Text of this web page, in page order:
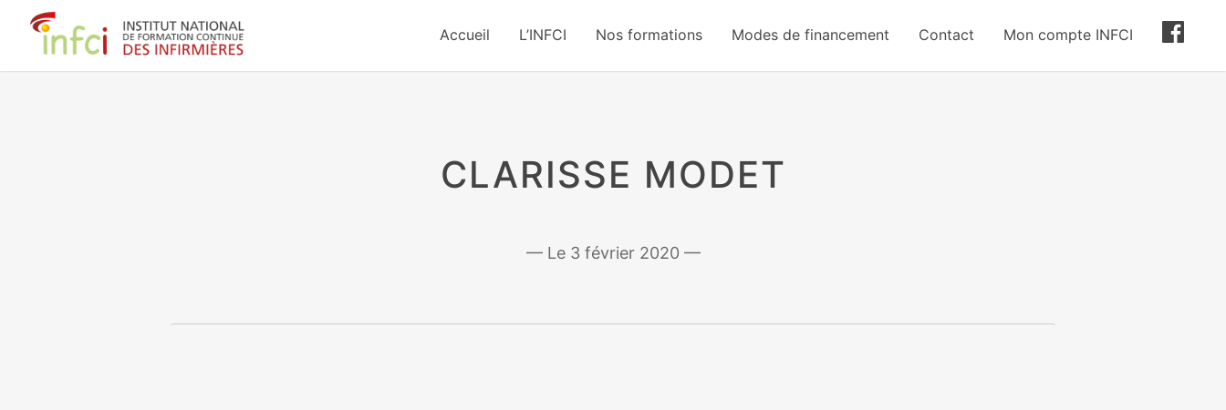
Accueil L’INFCI Nos formations Modes de financement Contact Mon compte INFCI
CLARISSE MODET
3 février 2020